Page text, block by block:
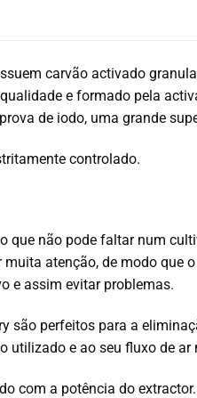
carvão activado
e formado pela
de iodo, uma grande
controlado.
que não pode faltar num
muita atenção, de modo
e assim evitar problemas.
são perfeitos para a
utilizado e ao seu fluxo de ar
com a potência do extractor.